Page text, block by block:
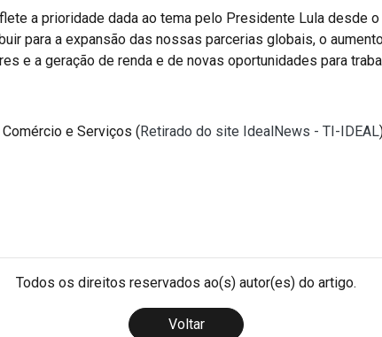
a prioridade dada ao tema pelo Presidente Lula desde
para a expansão das nossas parcerias globais, o
e a geração de renda e de novas oportunidades para
e Serviços (Retirado do site IdealNews - TI-IDEAL
Todos os direitos reservados ao(s) autor(es) do artigo.
Voltar